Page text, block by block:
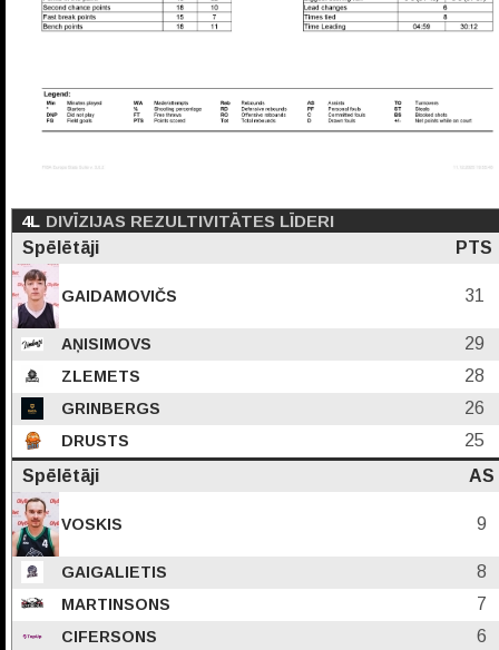
4L DIVĪZIJAS REZULTIVITĀTES LĪDERI
Spēlētāji
PTS
GAIDAMOVIČS 31
AŅISIMOVS 29
ZLEMETS 28
GRINBERGS 26
DRUSTS
25
Spēlētāji
AS
VOSKIS 9
GAIGALIETIS 8
MARTINSONS 7
CIFERSONS 6